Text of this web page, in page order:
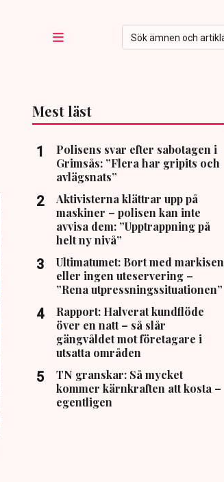
Mest läst
Polisens svar efter sabotagen i
Grimsås: ”Flera har gripits och
avlägsnats”
Aktivisterna klättrar upp på
maskiner – polisen kan inte
avvisa dem: ”Upptrappning på
helt ny nivå”
Ultimatumet: Bort med markisen
eller ingen uteservering –
”Rena utpressningssituationen”
Rapport: Halverat kundflöde
över en natt – så slår
gängvåldet mot företagare i
utsatta områden
TN granskar: Så mycket
kommer kärnkraften att kosta –
egentligen